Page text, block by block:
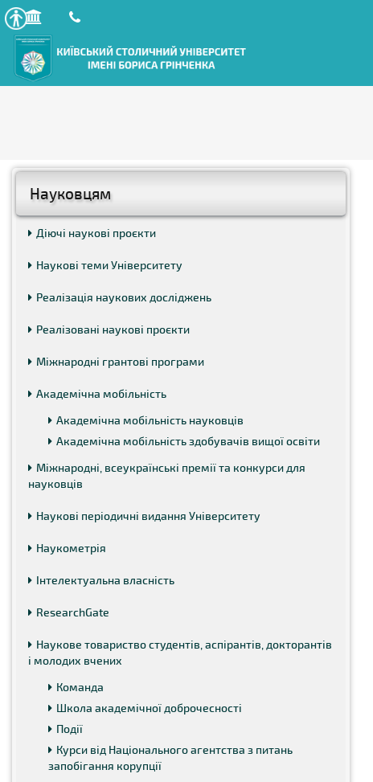
Науковцям
Діючі наукові проєкти
Наукові теми Університету
Реалізація наукових досліджень
Реалізовані наукові проєкти
Міжнародні грантові програми
Академічна мобільність
Академічна мобільність науковців
Академічна мобільність здобувачів вищої освіти
Міжнародні, всеукраїнські премії та конкурси для
науковців
Наукові періодичні видання Університету
Наукометрія
Інтелектуальна власність
ResearchGate
Наукове товариство студентів, аспірантів, докторантів
і молодих вчених
Команда
Школа академічної доброчесності
Події
Курси від Національного агентства з питань
запобігання корупції